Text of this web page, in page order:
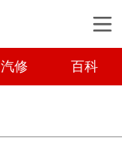
汽修 百科